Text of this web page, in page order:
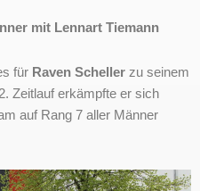
mit Lennart Tiemann
für Raven Scheller zu seinem
Zeitlauf erkämpfte er sich
auf Rang 7 aller Männer